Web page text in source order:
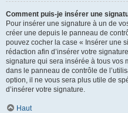
Comment puis-je insérer une
Pour insérer une signature à un de
créer une depuis le panneau de
pouvez cocher la case « Insérer une
rédaction afin d’insérer votre
signature qui sera insérée à tous vos
dans le panneau de contrôle de
option, il ne vous sera plus utile de
d’insérer votre signature.
Haut